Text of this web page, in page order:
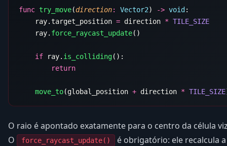
func try_move(direction: Vector2) -> void
    ray.target_position
= direction *
    ray.
force_raycast_update
    if
ray. is_colliding
    move_to
(global_position + direction * TILE_SIZE
O raio é apontado exatamente para o centro da célula
O
force_raycast_update()
é obrigatório: ele recalcula